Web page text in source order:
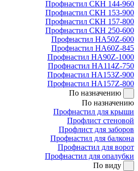
Профнастил СКН 144-960
Профнастил СКН 153-900
Профнастил СКН 157-800
Профнастил СКН 250-600
Профнастил НА50Z-600
Профнастил НА60Z-845
Профнастил НА90Z-1000
Профнастил НА114Z-750
Профнастил НА153Z-900
Профнастил НА157Z-800
По назначению
По назначению
Профнастил для крыши
Профлист стеновой
Профлист для заборов
Профнастил для балкона
Профнастил для ворот
Профнастил для опалубки
По виду